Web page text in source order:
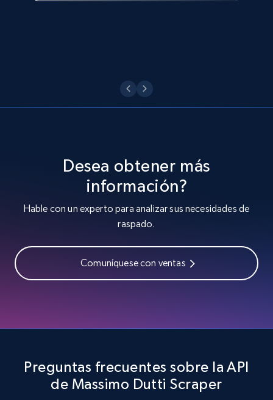
Desea obtener más
información?
Hable con un experto para analizar sus necesidades de
raspado.
Comuníquese con ventas
Preguntas frecuentes sobre la API
de Massimo Dutti Scraper